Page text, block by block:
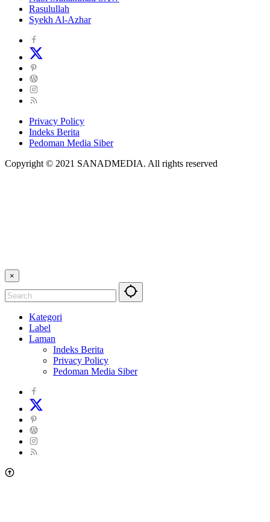
Rasulullah
Syekh Al-Azhar
Privacy Policy
Indeks Berita
Pedoman Media Siber
Copyright © 2021 SANADMEDIA. All rights reserved
×
Kategori
Label
Laman
Indeks Berita
Privacy Policy
Pedoman Media Siber